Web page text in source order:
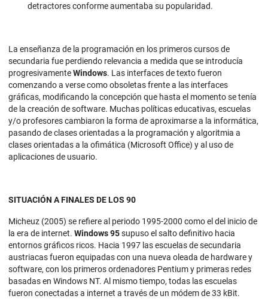
detractores conforme aumentaba su popularidad.
La enseñanza de la programación en los primeros cursos de
secundaria fue perdiendo relevancia a medida que se introducía
progresivamenteWindows. Las interfaces de texto fueron
comenzando a verse como obsoletas frente a las interfaces
gráficas, modificando la concepción que hasta el momento se tenía
de la creación de software. Muchas políticas educativas, escuelas
y/o profesores cambiaron la forma de aproximarse a la informática,
pasando de clases orientadas a la programación y algoritmia a
clases orientadas a la ofimática (Microsoft Office) y al uso de
aplicaciones de usuario.
SITUACIÓN A FINALES DE LOS 90
Micheuz (2005) se refiere al periodo 1995-2000 como el del inicio de
la era de internet. Windows 95supuso el salto definitivo hacia
entornos gráficos ricos. Hacia 1997 las escuelas de secundaria
austriacas fueron equipadas con una nueva oleada de hardware y
software, con los primeros ordenadores Pentium y primeras redes
basadas en Windows NT. Al mismo tiempo, todas las escuelas
fueron conectadas a internet a través de un módem de 33 kBit.